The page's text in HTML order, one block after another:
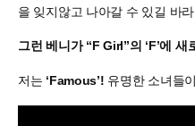
을 잊지않고 나아갈 수 있길 바
그런 베니가 “F Girl”의 ‘F’에
저는 ‘Famous’! 유명한 소녀들